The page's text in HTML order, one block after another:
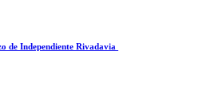
de Independiente Rivadavia